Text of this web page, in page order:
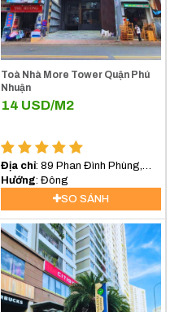
Toà Nhà More Tower Quận Phú
Nhuận
14 USD/M2
Địa chỉ: 89 Phan Đình Phùng,
Phường 17, Phú Nhuận
Hướng : Đông
SO SÁNH